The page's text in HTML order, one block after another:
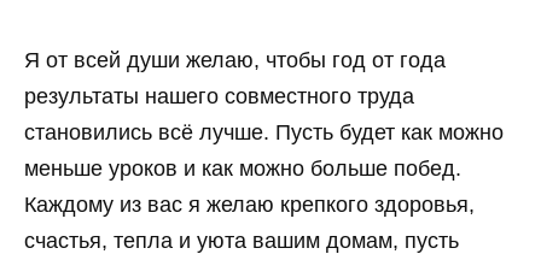
Я от всей души желаю, чтобы год от года
результаты нашего совместного труда
становились всё лучше. Пусть будет как можно
меньше уроков и как можно больше побед.
Каждому из вас я желаю крепкого здоровья,
счастья, тепла и уюта вашим домам, пусть